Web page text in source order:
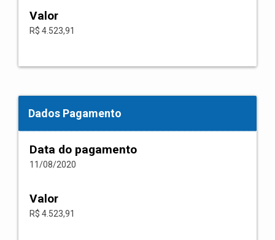
Valor
R$ 4.523,91
Dados Pagamento
Data do pagamento
11/08/2020
Valor
R$ 4.523,91